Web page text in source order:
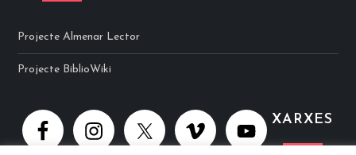
Projecte Almenar Lector
Projecte BiblioWiki
XARXES